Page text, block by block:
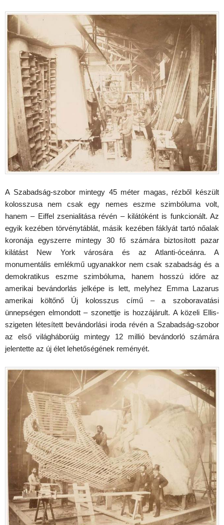
A Szabadság-szobor mintegy 45 méter magas, rézből készült
kolosszusa nem csak egy nemes eszme szimbóluma volt,
hanem – Eiffel zsenialitása révén – kilátóként is funkcionált. Az
egyik kezében törvénytáblát, másik kezében fáklyát tartó nőalak
koronája egyszerre mintegy 30 fő számára biztosított pazar
kilátást New York városára és az Atlanti-óceánra. A
monumentális emlékmű ugyanakkor nem csak szabadság és a
demokratikus eszme szimbóluma, hanem hosszú időre az
amerikai bevándorlás jelképe is lett, melyhez Emma Lazarus
amerikai költőnő Új kolosszus című – a szoboravatási
ünnepségen elmondott – szonettje is hozzájárult. A közeli Ellis-
szigeten létesített bevándorlási iroda révén a Szabadság-szobor
az első világháborúig mintegy 12 millió bevándorló számára
jelentette az új élet lehetőségének reményét.